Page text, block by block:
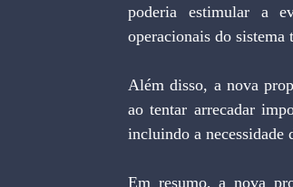
poderia estimular a
operacionais do
Além disso, a nova
ao tentar arrecadar
incluindo a necessidade
Em resumo, a nova